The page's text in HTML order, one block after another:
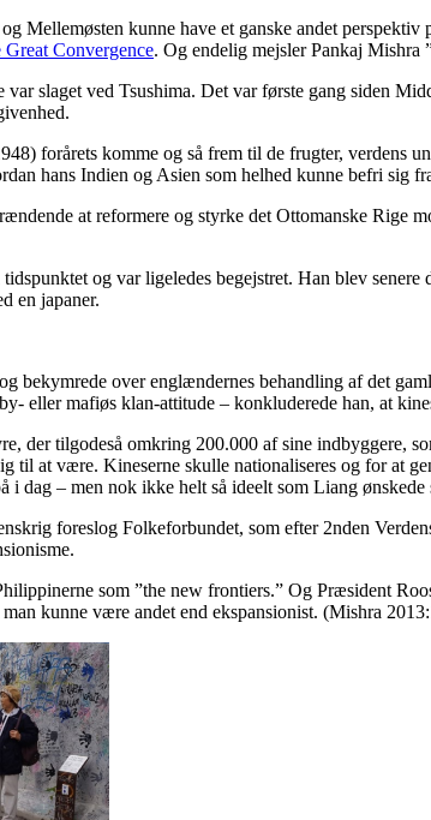
Mellemøsten kunne have et ganske andet
Great Convergence. Og endelig mejsler Pankaj Mishra
slaget ved Tsushima. Det var første gang siden
forårets komme og så frem til de frugter, verdens
hans Indien og Asien som helhed kunne befri sig
at reformere og styrke det Ottomanske Rige
og var ligeledes begejstret. Han blev
en japaner.
bekymrede over englændernes behandling af det
eller mafiøs klan-attitude – konkluderede han, at
der tilgodeså omkring 200.000 af sine indbyggere,
til at være. Kineserne skulle nationaliseres og for at
i dag – men nok ikke helt så ideelt som Liang
foreslog Folkeforbundet, som efter 2nden
som ”the new frontiers.” Og Præsident
kunne være andet end ekspansionist. (Mishra